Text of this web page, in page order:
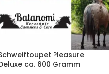
Pleasure
ca. 600 Gramm